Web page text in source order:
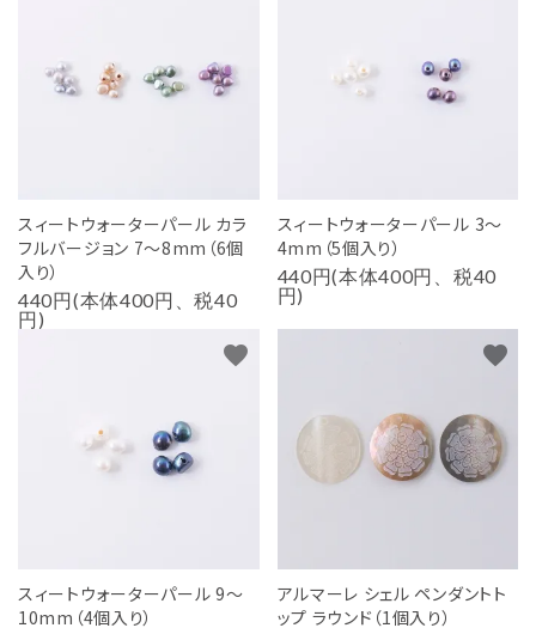
用途から探す
NEWS
お知らせ
SHOP
店舗
スィートウォーターパール カラ
フルバージョン 7～8mm（6個
入り）
440円(本体400円、税40
円)
スィートウォーターパール 3～
4mm（5個入り）
440円(本体400円、税40
円)
スィートウォーターパール 9～
10mm（4個入り）
favorite
アルマーレ シェル ペンダントト
ップ ラウンド（1個入り）
favorite